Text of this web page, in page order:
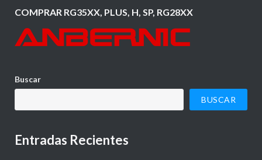
COMPRAR RG35XX, PLUS, H, SP, RG28XX
Buscar
BUSCAR
Entradas Recientes